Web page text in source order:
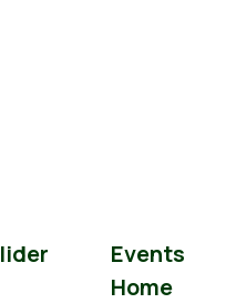
Events
Home